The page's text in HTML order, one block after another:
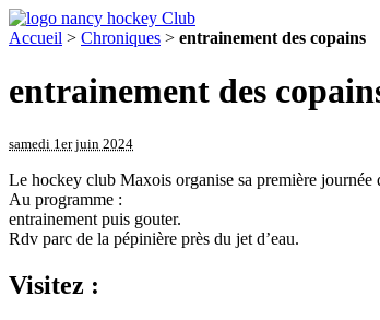
Accueil > Chroniques > entrainement des copains
entrainement des
samedi 1er juin 2024
Le hockey club Maxois organise sa première journée
Au programme :
entrainement puis gouter.
Rdv parc de la pépinière près du jet d’eau.
Visitez :